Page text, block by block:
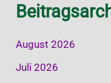
August 2026
Juli 2026